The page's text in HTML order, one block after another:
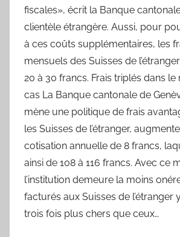
fiscales», écrit la Banque
clientèle étrangère. Aussi, pour
à ces coûts supplémentaires, les
mensuels des Suisses de
20 à 30 francs. Frais triplés dans le
cas La Banque cantonale de
mène une politique de frais
les Suisses de l’étranger,
cotisation annuelle de 8 francs,
ainsi de 108 à 116 francs. Avec ce
l’institution demeure la moins
facturés aux Suisses de l’étranger
trois fois plus chers que ceux…